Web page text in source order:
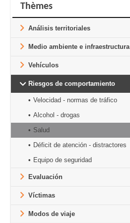
Thèmes
Análisis territoriales
Medio ambiente e infraestructura
Vehículos
Riesgos de comportamiento
Velocidad - normas de tráfico
Alcohol - drogas
Salud
Déficit de atención - distractores
Equipo de seguridad
Evaluación
Víctimas
Modos de viaje